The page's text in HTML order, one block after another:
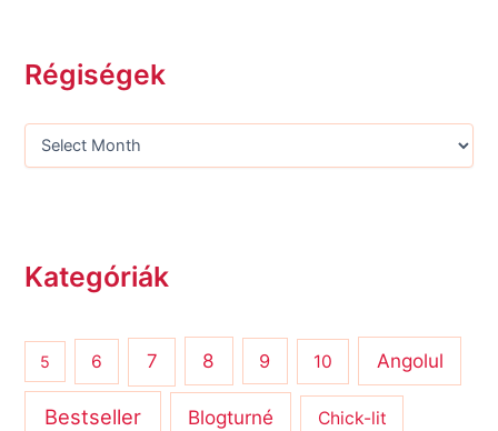
Régiségek
Kategóriák
5 6 7 8 9 10 Angolul
Bestseller Blogturné Chick-lit